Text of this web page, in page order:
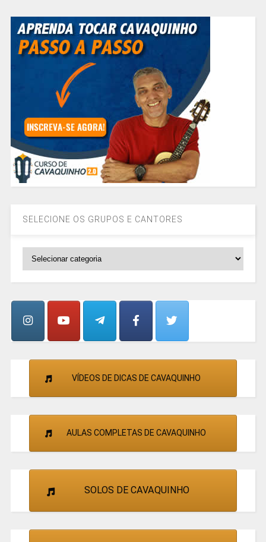
SELECIONE OS GRUPOS E CANTORES
CANTORES
VÍDEOS DE DICAS DE CAVAQUINHO
AULAS COMPLETAS DE CAVAQUINHO
SOLOS DE CAVAQUINHO